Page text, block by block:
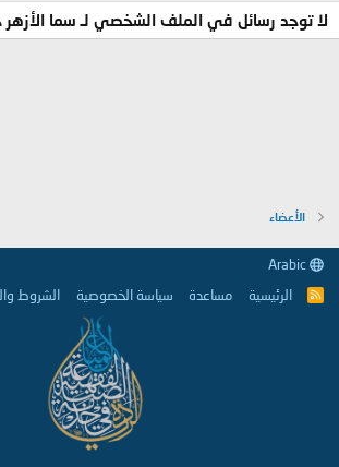
لا توجد رسائل في الملف الشخصي لـ سما الأزهر
الأعضاء
R
الرئيسية مساعدة سياسة الخصوصية الشروط